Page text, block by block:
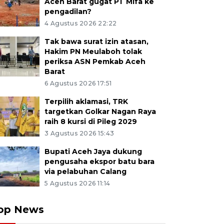
pengadilan?
4 Agustus 2026 22:22
Tak bawa surat izin atasan,
Hakim PN Meulaboh tolak
periksa ASN Pemkab Aceh
Barat
6 Agustus 2026 17:51
Terpilih aklamasi, TRK
targetkan Golkar Nagan Raya
raih 8 kursi di Pileg 2029
3 Agustus 2026 15:43
Bupati Aceh Jaya dukung
pengusaha ekspor batu bara
via pelabuhan Calang
5 Agustus 2026 11:14
News